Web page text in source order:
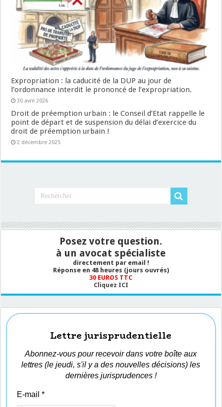
Expropriation : la caducité de la DUP au jour de
l’ordonnance interdit le prononcé de l’expropriation.
30 avril 2026
Droit de préemption urbain : le Conseil d’Etat rappelle le
point de départ et de suspension du délai d’exercice du
droit de préemption urbain !
2 décembre 2025
Posez votre question.
à un avocat spécialiste
directement par email !
Réponse en 48 heures (jours ouvrés)
30 EUROS TTC
Cliquez ICI
Lettre jurisprudentielle
Abonnez-vous pour recevoir dans votre boîte aux
lettres (le jeudi, s'il y a des nouvelles décisions) les
dernières jurisprudences !
E-mail*